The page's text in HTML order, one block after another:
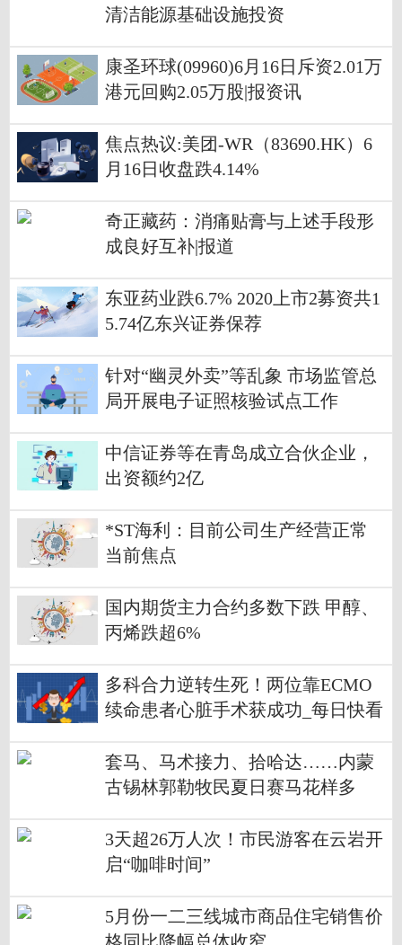
清洁能源基础设施投资
康圣环球(09960)6月16日斥资2.01万
港元回购2.05万股|报资讯
焦点热议:美团-WR（83690.HK）6
月16日收盘跌4.14%
奇正藏药：消痛贴膏与上述手段形
成良好互补|报道
东亚药业跌6.7% 2020上市2募资共1
5.74亿东兴证券保荐
针对“幽灵外卖”等乱象 市场监管总
局开展电子证照核验试点工作
中信证券等在青岛成立合伙企业，
出资额约2亿
*ST海利：目前公司生产经营正常
当前焦点
国内期货主力合约多数下跌 甲醇、
丙烯跌超6%
多科合力逆转生死！两位靠ECMO
续命患者心脏手术获成功_每日快看
套马、马术接力、拾哈达……内蒙
古锡林郭勒牧民夏日赛马花样多
3天超26万人次！市民游客在云岩开
启“咖啡时间”
5月份一二三线城市商品住宅销售价